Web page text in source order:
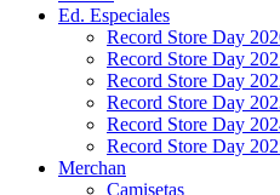
Ed. Especiales
Record Store Day
Record Store Day
Record Store Day
Record Store Day
Record Store Day
Record Store Day
Merchan
Camisetas